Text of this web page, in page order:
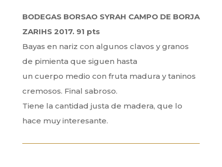
BODEGAS BORSAO SYRAH CAMPO DE BORJA
ZARIHS 2017. 91 pts
Bayas en nariz con algunos clavos y granos
de pimienta que siguen hasta
un cuerpo medio con fruta madura y taninos
cremosos. Final sabroso.
Tiene la cantidad justa de madera, que lo
hace muy interesante.